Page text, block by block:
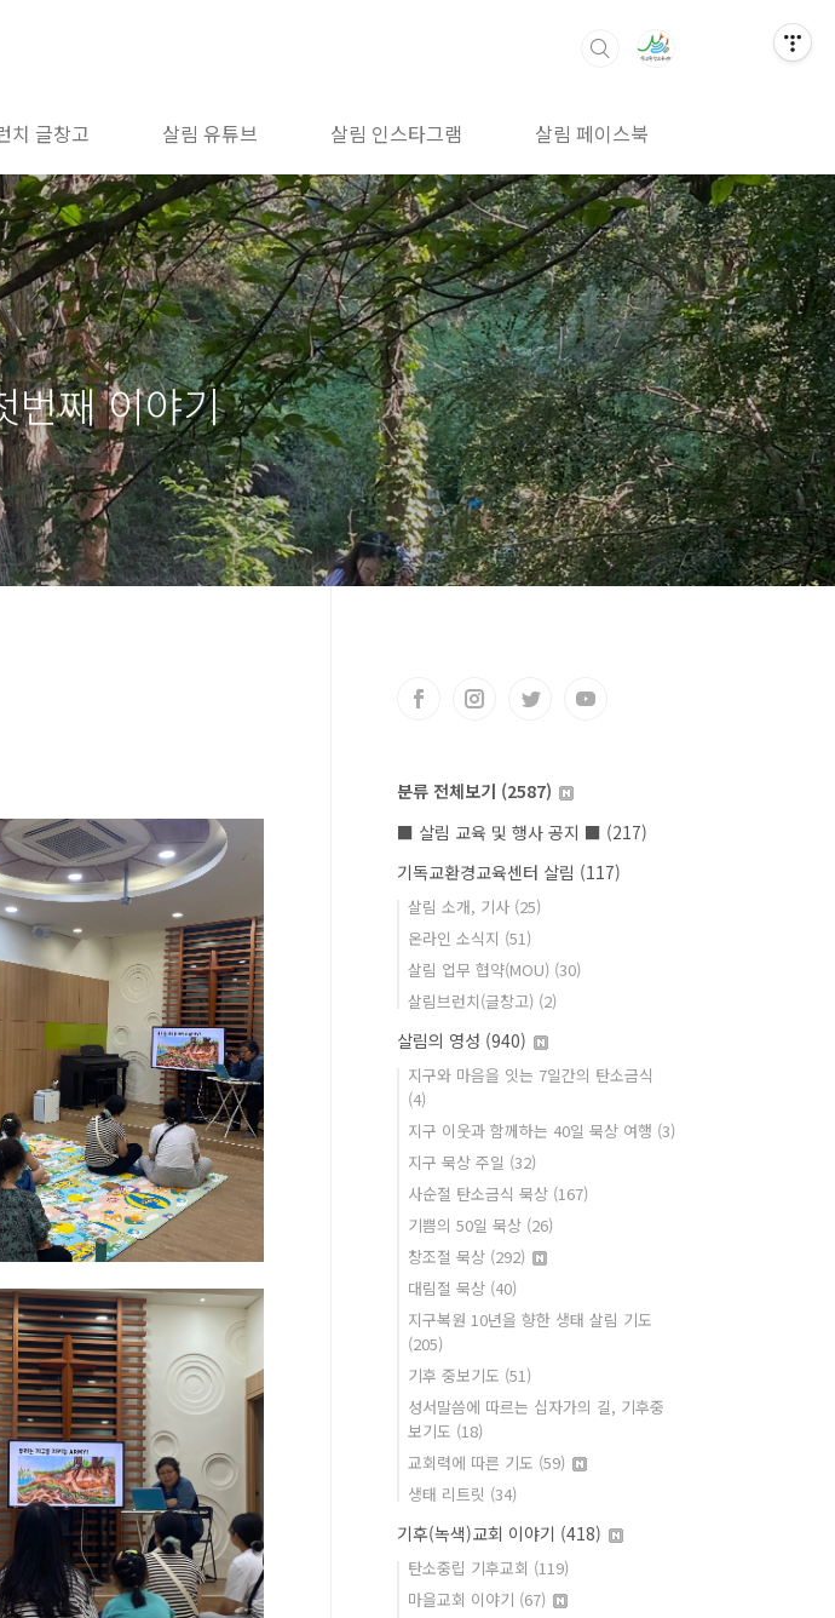
치 글창고 살림 유튜브 살림 인스타그램 살림 페이스북
번째 이야기
분류 전체보기 (2587)
■ 살림 교육 및 행사 공지 ■ (217)
기독교환경교육센터 살림 (117)
살림 소개, 기사 (25)
온라인 소식지 (51)
살림 업무 협약(MOU) (30)
살림브런치(글창고) (2)
살림의 영성 (940)
지구와 마음을 잇는 7일간의 탄소금식
(4)
지구 이웃과 함께하는 40일 묵상 여행 (3)
지구 묵상 주일 (32)
사순절 탄소금식 묵상 (167)
기쁨의 50일 묵상 (26)
창조절 묵상 (292)
대림절 묵상 (40)
지구복원 10년을 향한 생태 살림 기도
(205)
기후 중보기도 (51)
성서말씀에 따르는 십자가의 길, 기후중
보기도 (18)
교회력에 따른 기도 (59)
생태 리트릿 (34)
기후(녹색)교회 이야기 (418)
탄소중립 기후교회 (119)
마을교회 이야기 (67)